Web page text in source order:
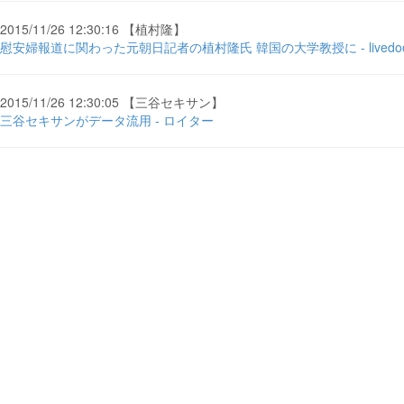
2015/11/26 12:30:16 【植村隆】
慰安婦報道に関わった元朝日記者の植村隆氏 韓国の大学教授に -
2015/11/26 12:30:05 【三谷セキサン】
三谷セキサンがデータ流用 - ロイター